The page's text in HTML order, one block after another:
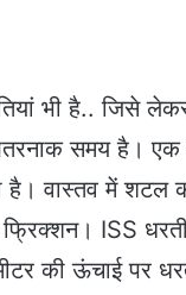
भी है.. जिसे लेकर
समय है। एक
वास्तव में शटल
ISS
की ऊंचाई पर